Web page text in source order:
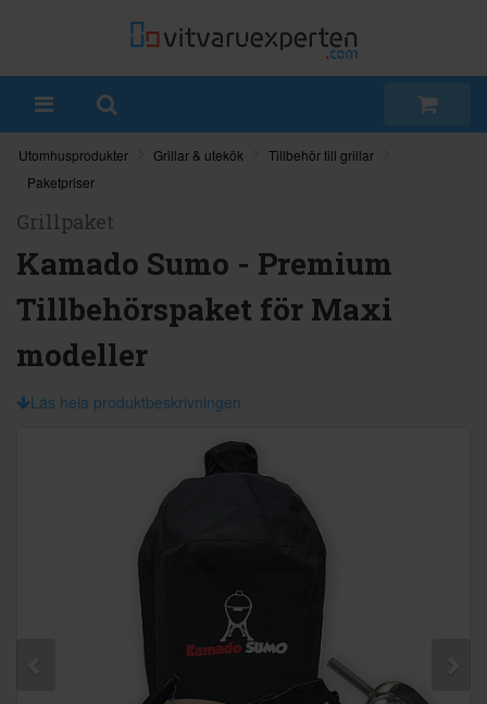
Utomhusprodukter Grillar & utekök
Tillbehör till grillar
Paketpriser
Grillpaket
Kamado Sumo - Premium
Tillbehörspaket för Maxi
modeller
Läs hela produktbeskrivningen